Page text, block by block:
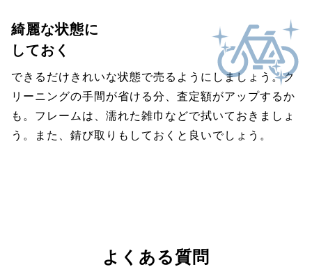
綺麗な状態に
しておく
できるだけきれいな状態で売るようにしましょう。ク
リーニングの手間が省ける分、査定額がアップするか
も。フレームは、濡れた雑巾などで拭いておきましょ
う。また、錆び取りもしておくと良いでしょう。
よくある質問